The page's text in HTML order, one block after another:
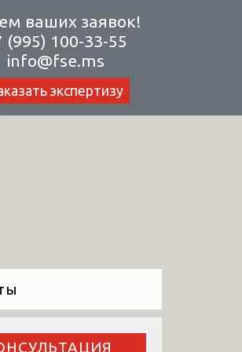
ваших заявок!
(995) 100-33-55
info@fse.ms
экспертизу